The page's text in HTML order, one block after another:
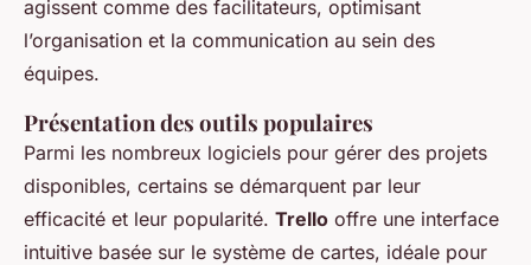
agissent comme des facilitateurs, optimisant
l’organisation et la communication au sein des
équipes.
Présentation des outils populaires
Parmi les nombreux logiciels pour gérer des projets
disponibles, certains se démarquent par leur
efficacité et leur popularité. Trello offre une interface
intuitive basée sur le système de cartes, idéale pour